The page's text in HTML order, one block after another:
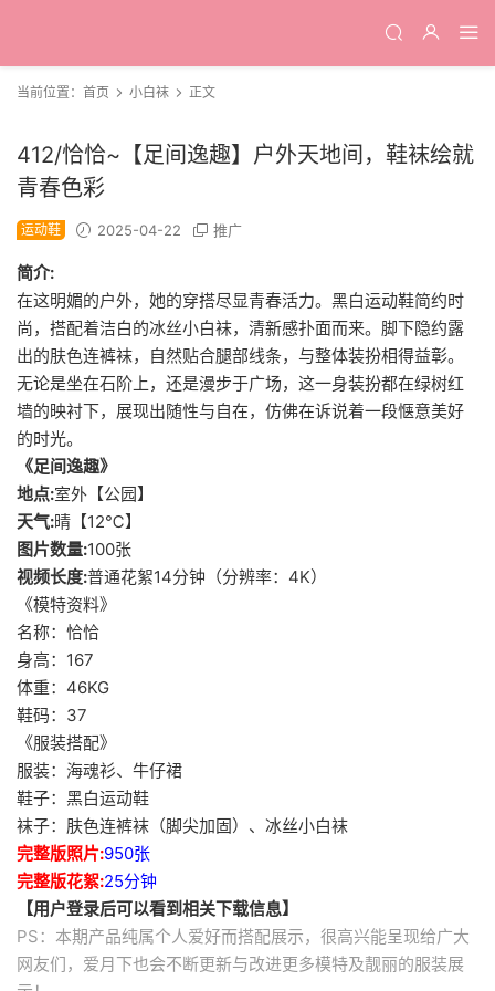
当前位置： 首页 小白袜 正文
412/恰恰~【足间逸趣】户外天地间，鞋袜绘就
青春色彩
运动鞋 2025-04-22 推广
简介:
在这明媚的户外，她的穿搭尽显青春活力。黑白运动鞋简约时
尚，搭配着洁白的冰丝小白袜，清新感扑面而来。脚下隐约露
出的肤色连裤袜，自然贴合腿部线条，与整体装扮相得益彰。
无论是坐在石阶上，还是漫步于广场，这一身装扮都在绿树红
墙的映衬下，展现出随性与自在，仿佛在诉说着一段惬意美好
的时光。
《足间逸趣》
地点:室外【公园】
天气:晴【12℃】
图片数量:100张
视频长度:普通花絮14分钟（分辨率：4K）
《模特资料》
名称：恰恰
身高：167
体重：46KG
鞋码：37
《服装搭配》
服装：海魂衫、牛仔裙
鞋子：黑白运动鞋
袜子：肤色连裤袜（脚尖加固）、冰丝小白袜
完整版照片:950张
完整版花絮:25分钟
【用户登录后可以看到相关下载信息】
PS：本期产品纯属个人爱好而搭配展示，很高兴能呈现给广大
网友们，爱月下也会不断更新与改进更多模特及靓丽的服装展